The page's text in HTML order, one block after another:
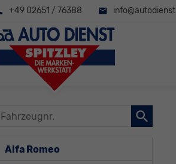
+49 02651 / 76388
Fahrzeugnr.
Alfa Romeo